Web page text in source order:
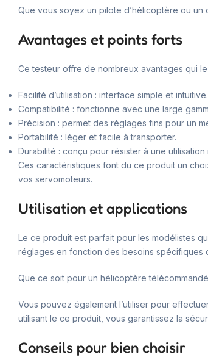
Que vous soyez un pilote d’hélicoptère ou
Avantages et points forts
Ce testeur offre de nombreux avantages qui
Facilité d’utilisation : interface simple et intuitive.
Compatibilité : fonctionne avec une large
Précision : permet des réglages fins pour un
Portabilité : léger et facile à transporter.
Durabilité : conçu pour résister à une utilisation
Ces caractéristiques font du ce produit un
vos servomoteurs.
Utilisation et applications
Le ce produit est parfait pour les modélistes
réglages en fonction des besoins spécifiques
Que ce soit pour un hélicoptère
Vous pouvez également l’utiliser pour
utilisant le ce produit, vous garantissez la
Conseils pour bien choisir